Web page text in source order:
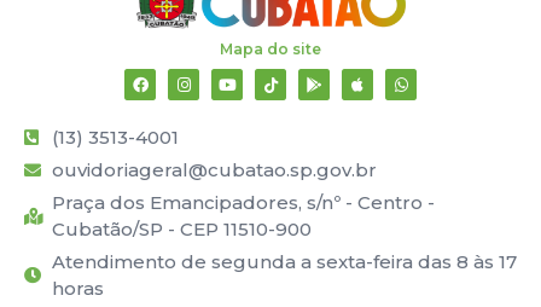
Mapa do site
(13) 3513-4001
ouvidoriageral@cubatao.sp.gov.br
Praça dos Emancipadores, s/nº - Centro -
Cubatão/SP - CEP 11510-900
Atendimento de segunda a sexta-feira das 8 às 17
horas